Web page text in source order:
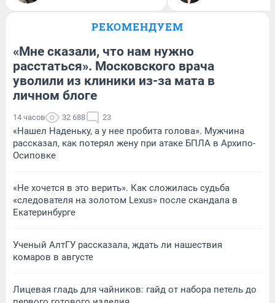
РЕКОМЕНДУЕМ
«Мне сказали, что нам нужно
расстаться». Московского врача
уволили из клиники из-за мата в
личном блоге
14 часов 32 688 23
«Нашел Наденьку, а у нее пробита голова». Мужчина
рассказал, как потерял жену при атаке БПЛА в Архипо-
Осиповке
«Не хочется в это верить». Как сложилась судьба
«следователя на золотом Lexus» после скандала в
Екатеринбурге
Ученый АлтГУ рассказала, ждать ли нашествия
комаров в августе
Лицевая гладь для чайников: гайд от набора петель до